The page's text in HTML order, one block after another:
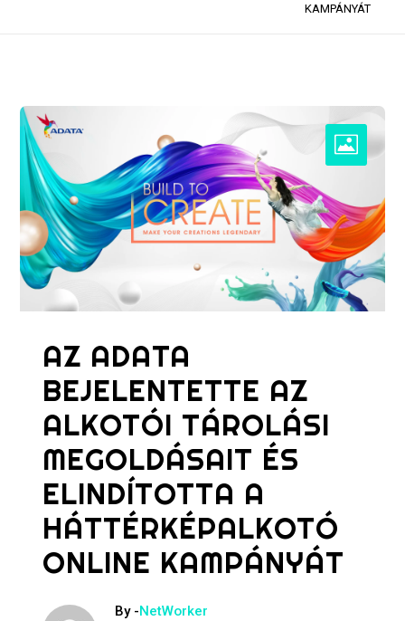
KAMPÁNYÁT
AZ ADATA
BEJELENTETTE AZ
ALKOTÓI TÁROLÁSI
MEGOLDÁSAIT ÉS
ELINDÍTOTTA A
HÁTTÉRKÉPALKOTÓ
ONLINE KAMPÁNYÁT
By -NetWorker